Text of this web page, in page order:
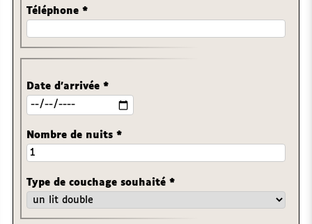
Téléphone*
Date d'arrivée*
Nombre de nuits*
Type de couchage souhaité*